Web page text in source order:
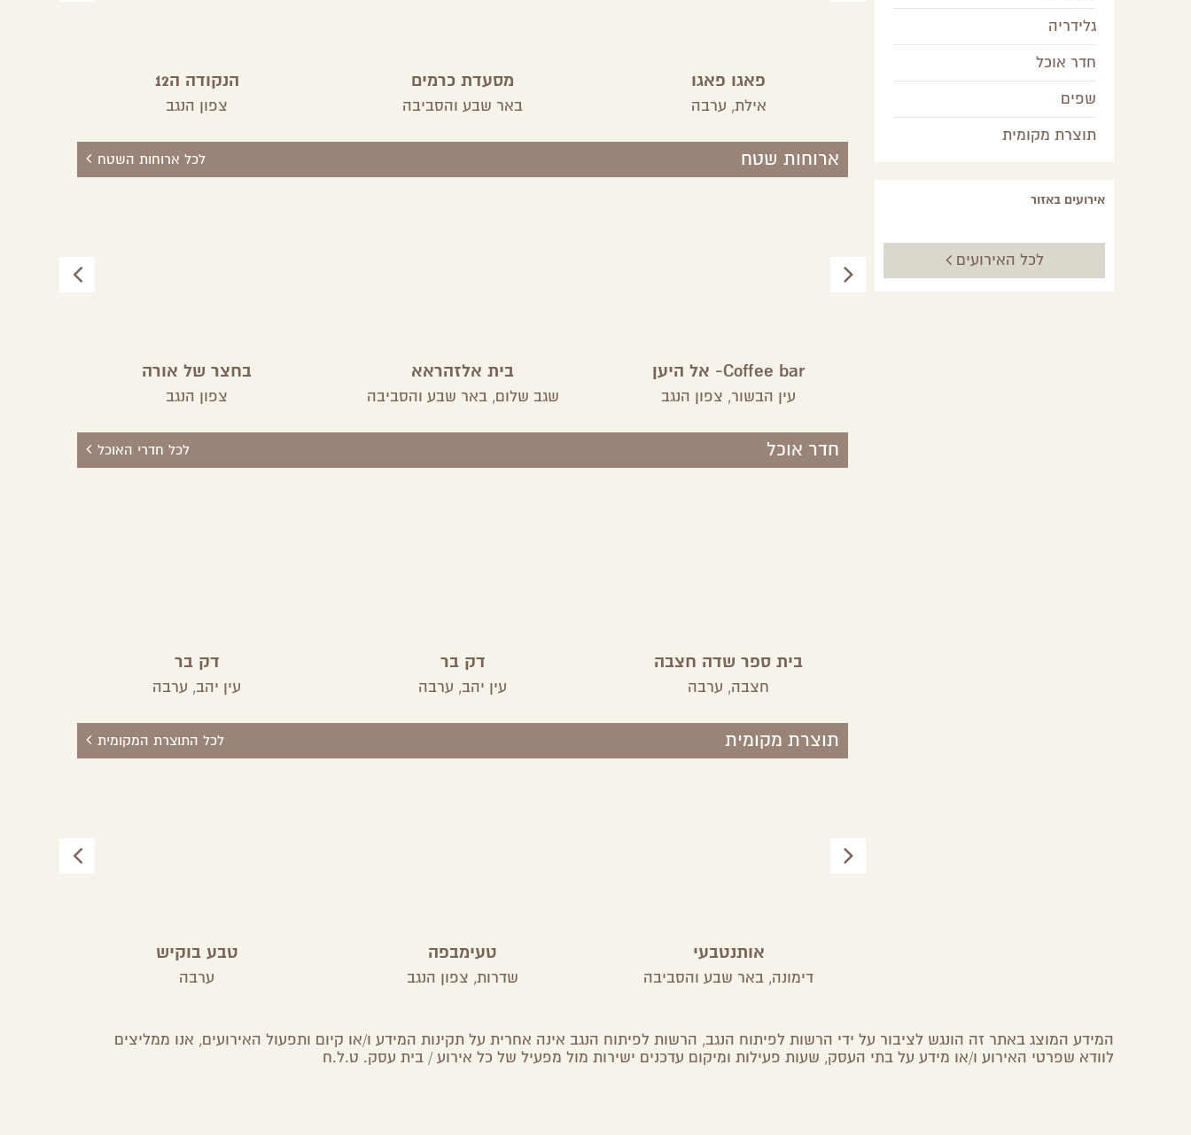
גלו אופים אהבה במדבר פאגו פאגו
אילת, ערבה
מסעדת כרמים
באר שבע והסביבה
הנקודה ה12
צפון הנגב
ארוחות שטח לכל ארוחות השטח
Coffee bar- אל היען
עין הבשור, צפון הנגב
בית אלזהראא
שגב שלום,באר שבע והסביבה
בחצר של אורה
צפון הנגב
חדר אוכל לכל חדרי האוכל
בית ספר שדה חצבה
חצבה, ערבה
דק בר
עין יהב, ערבה
דק בר
עין יהב, ערבה
תוצרת מקומית לכל התוצרת המקומית
אותנטבעי
דימונה, באר שבע והסביבה
טעימבפה
שדרות, צפון הנגב
טבע בוקיש
ערבה
גלידריה
חדר אוכל
שפים
תוצרת מקומית
אירועים באזור
לכל האירועים
המידע המוצג באתר זה הונגש לציבור על ידי הרשות לפיתוח הנגב, הרשות לפיתוח הנגב אינה אחרית על תקינות המידע ו/או קיום ותפעול האירועים, אנו ממליצים
לוודא שפרטי האירוע ו/או מידע על בתי העסק, שעות פעילות ומיקום עדכנים ישירות מול מפעיל של כל אירוע / בית עסק. ט.ל.ח